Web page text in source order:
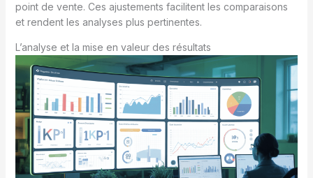
point de vente. Ces ajustements facilitent les comparaisons
et rendent les analyses plus pertinentes.
L’analyse et la mise en valeur des résultats